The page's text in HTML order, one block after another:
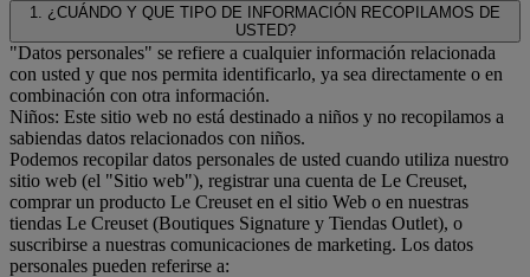
1. ¿CUÁNDO Y QUE TIPO DE INFORMACIÓN RECOPILAMOS DE
USTED?
"Datos personales" se refiere a cualquier información relacionada
con usted y que nos permita identificarlo, ya sea directamente o en
combinación con otra información.
Niños: Este sitio web no está destinado a niños y no recopilamos a
sabiendas datos relacionados con niños.
Podemos recopilar datos personales de usted cuando utiliza nuestro
sitio web (el "Sitio web"), registrar una cuenta de Le Creuset,
comprar un producto Le Creuset en el sitio Web o en nuestras
tiendas Le Creuset (Boutiques Signature y Tiendas Outlet), o
suscribirse a nuestras comunicaciones de marketing. Los datos
personales pueden referirse a: